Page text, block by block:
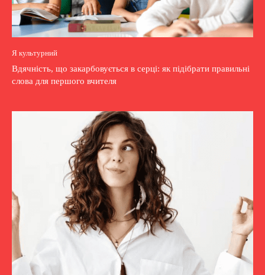
Я культурний
Вдячність, що закарбовується в серці: як підібрати правильні
слова для першого вчителя